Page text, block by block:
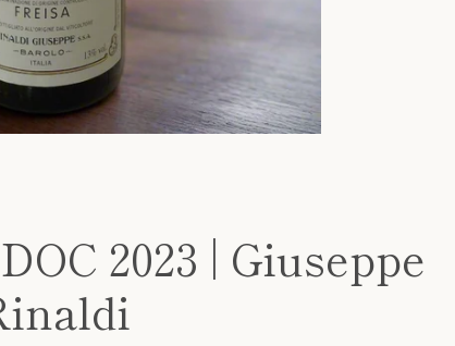
2023 | Giuseppe